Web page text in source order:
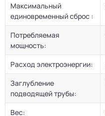
Максимальный
единовременный сброс :
Потребляемая
мощность:
Расход электроэнергии:
Заглубление
подводящей трубы:
Вес: